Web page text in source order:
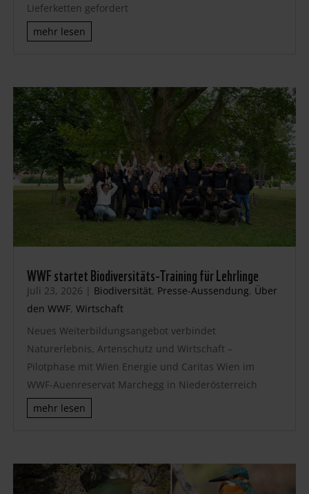
Lieferketten gefordert
mehr lesen
WWF startet Biodiversitäts-Training für Lehrlinge
Juli 23, 2026 | Biodiversität, Presse-Aussendung, Über
den WWF, Wirtschaft
Neues Weiterbildungsangebot verbindet
Naturerlebnis, Artenschutz und Wirtschaft –
Pilotphase mit Wien Energie und Caritas Wien im
WWF-Auenreservat Marchegg in Niederösterreich
mehr lesen